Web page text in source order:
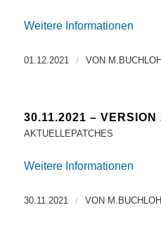
Weitere Informationen
01.12.2021 / VON M.BUCHLOH
30.11.2021 – VERSION
AKTUELLEPATCHES
Weitere Informationen
30.11.2021 / VON M.BUCHLOH